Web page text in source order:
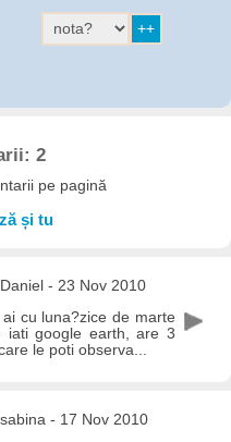
2
pe pagină
și tu
Daniel - 23 Nov 2010
cu luna?zice de marte
iati google earth, are 3
le poti observa...
sabina - 17 Nov 2010